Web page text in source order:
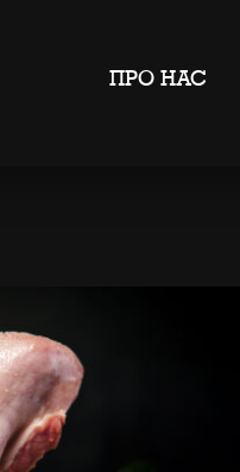
ПРО НАС